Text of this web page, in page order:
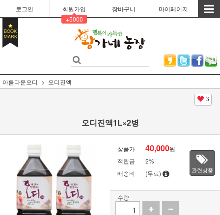
로그인
회원가입
+5000
장바구니 마이페이지
BOOK
MARK
아름다운오디 오디진액
3
오디진액1L×2병
상품가 40,000원
적립금
2%
배송비
(무료) 관련상품
수량